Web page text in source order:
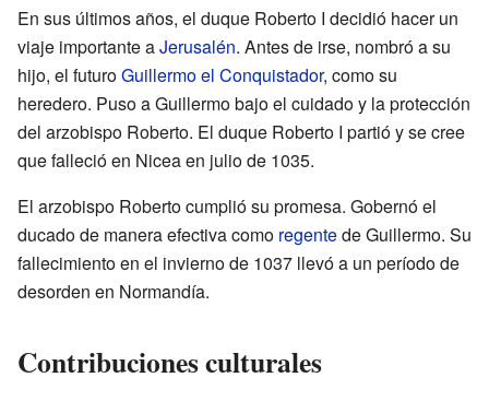
En sus últimos años, el duque Roberto I decidió hacer un
viaje importante aJerusalén. Antes de irse, nombró a su
hijo, el futuroGuillermo el Conquistador, como su
heredero. Puso a Guillermo bajo el cuidado y la protección
del arzobispo Roberto. El duque Roberto I partió y se cree
que falleció en Nicea en julio de 1035.
El arzobispo Roberto cumplió su promesa. Gobernó el
ducado de manera efectiva como regentede Guillermo. Su
fallecimiento en el invierno de 1037 llevó a un período de
desorden en Normandía.
Contribuciones culturales